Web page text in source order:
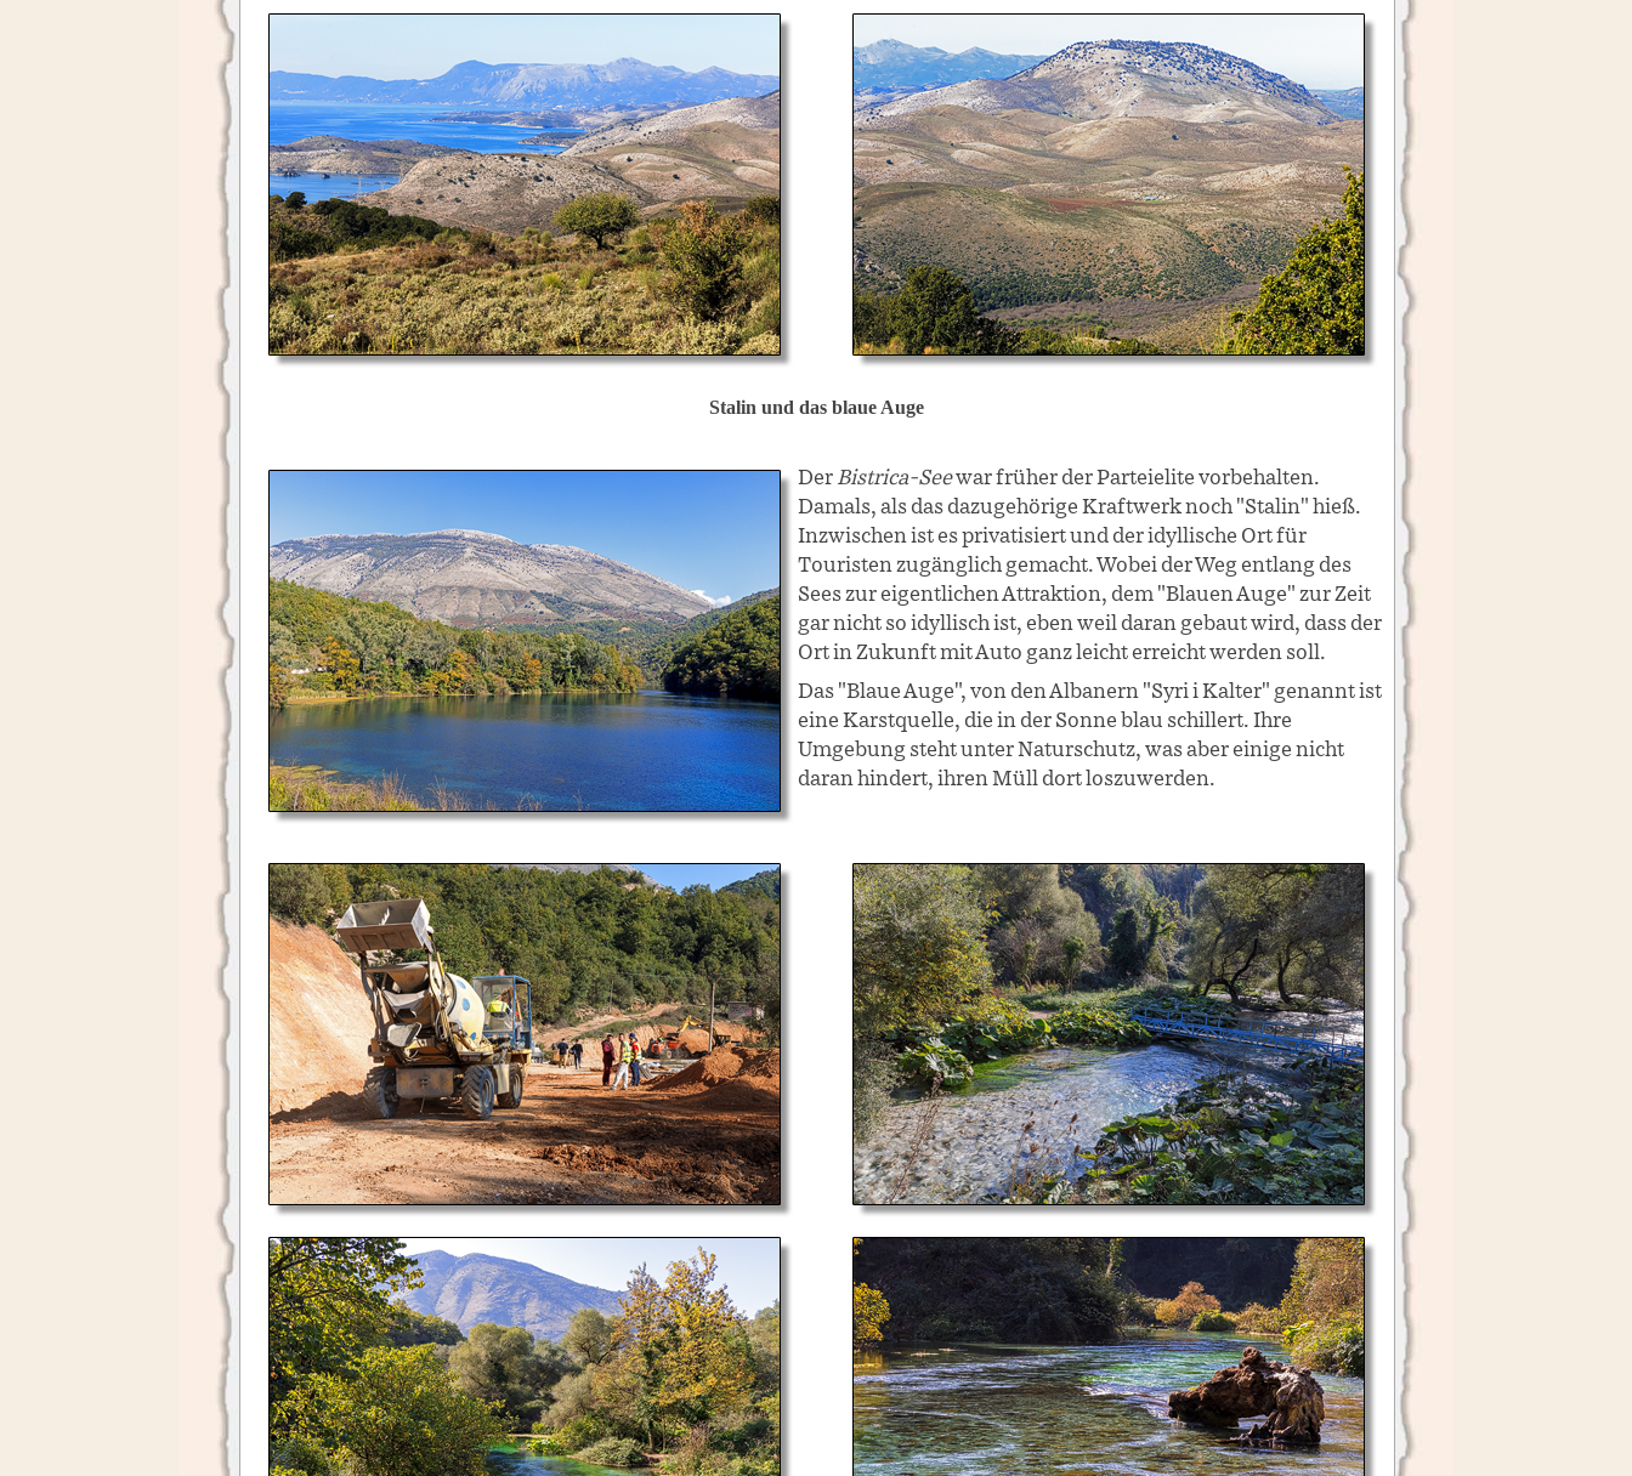
Stalin und das blaue Auge
Der Bistrica-Seewar früher der Parteielite vorbehalten.
Damals, als das dazugehörige Kraftwerk noch "Stalin" hieß.
Inzwischen ist es privatisiert und der idyllische Ort für
Touristen zugänglich gemacht. Wobei der Weg entlang des
Sees zur eigentlichen Attraktion, dem "Blauen Auge" zur Zeit
gar nicht so idyllisch ist, eben weil daran gebaut wird, dass der
Ort in Zukunft mit Auto ganz leicht erreicht werden soll.
Das "Blaue Auge", von den Albanern "Syri i Kalter" genannt ist
eine Karstquelle, die in der Sonne blau schillert. Ihre
Umgebung steht unter Naturschutz, was aber einige nicht
daran hindert, ihren Müll dort loszuwerden.